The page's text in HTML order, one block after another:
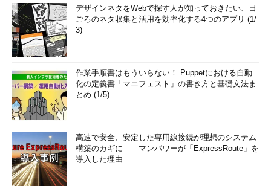
デザインネタをWebで探す人が知っておきたい、日
ごろのネタ収集と活用を効率化する4つのアプリ (1/
3)
作業手順書はもういらない！ Puppetにおける自動
化の定義書「マニフェスト」の書き方と基礎文法ま
とめ (1/5)
高速で安全、安定した専用線接続が理想のシステム
構築のカギに――マンパワーが「ExpressRoute」を
導入した理由